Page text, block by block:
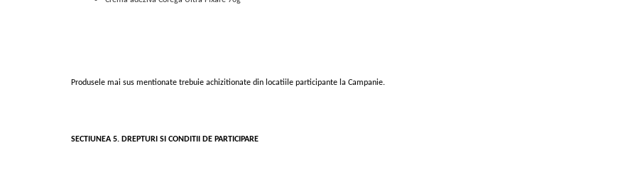
Produsele mai sus mentionate trebuie achizitionate din locatiile participante la Campanie.
SECTIUNEA 5. DREPTURI SI CONDITII DE PARTICIPARE